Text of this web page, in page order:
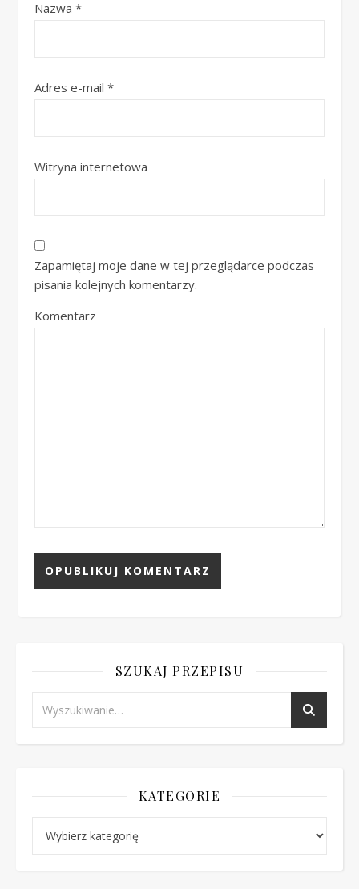
Nazwa *
Adres e-mail *
Witryna internetowa
Zapamiętaj moje dane w tej przeglądarce podczas
pisania kolejnych komentarzy.
Komentarz
SZUKAJ PRZEPISU
KATEGORIE